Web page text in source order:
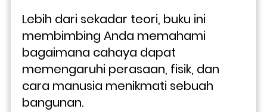
Lebih dari sekadar teori, buku ini
membimbing Anda memahami
bagaimana cahaya dapat
memengaruhi perasaan, fisik, dan
cara manusia menikmati sebuah
bangunan.